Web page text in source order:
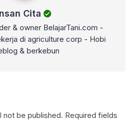
Cita
& owner BelajarTani.com -
di agriculture corp - Hobi
& berkebun
not be published. Required fields